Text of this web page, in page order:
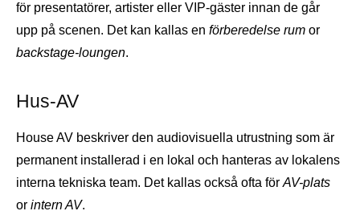
för presentatörer, artister eller VIP-gäster innan de går
upp på scenen. Det kan kallas en förberedelse rum or
backstage-loungen.
Hus-AV
House AV beskriver den audiovisuella utrustning som är
permanent installerad i en lokal och hanteras av lokalens
interna tekniska team. Det kallas också ofta för AV-plats
or intern AV.